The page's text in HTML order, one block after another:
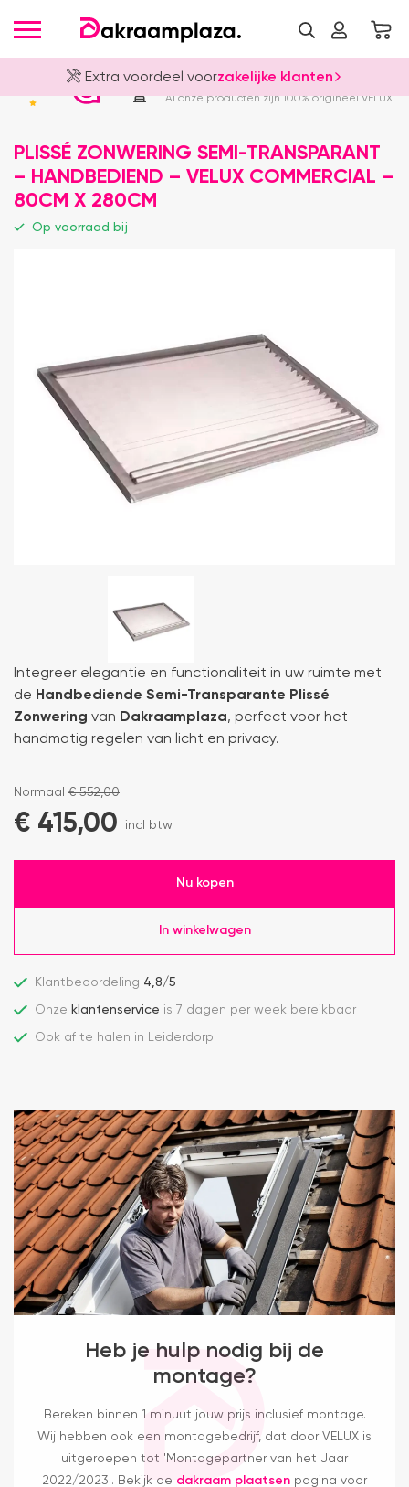
Extra voordeel voorzakelijke klanten
Officieel VELUX Dealer
Al onze producten zijn 100% origineel VELUX
PLISSÉ ZONWERING SEMI-TRANSPARANT
– HANDBEDIEND – VELUX COMMERCIAL –
80CM X 280CM
Op voorraad bij
Integreer elegantie en functionaliteit in uw ruimte met
de Handbediende Semi-Transparante Plissé
Zonwering van Dakraamplaza, perfect voor het
handmatig regelen van licht en privacy.
Normaal €552,00
€ 415,00 incl btw
Nu kopen
In winkelwagen
Klantbeoordeling 4,8/5
Onze klantenservice is 7 dagen per week bereikbaar
Ook af te halen in Leiderdorp
Heb je hulp nodig bij de
montage?
Bereken binnen 1 minuut jouw prijs inclusief montage.
Wij hebben ook een montagebedrijf, dat door VELUX is
uitgeroepen tot 'Montagepartner van het Jaar
2022/2023'. Bekijk de dakraam plaatsen pagina voor